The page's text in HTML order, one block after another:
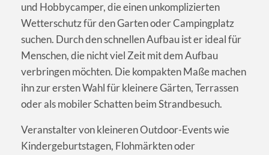
und Hobbycamper, die einen unkomplizierten
Wetterschutz für den Garten oder Campingplatz
suchen. Durch den schnellen Aufbau ist er ideal für
Menschen, die nicht viel Zeit mit dem Aufbau
verbringen möchten. Die kompakten Maße machen
ihn zur ersten Wahl für kleinere Gärten, Terrassen
oder als mobiler Schatten beim Strandbesuch.
Veranstalter von kleineren Outdoor-Events wie
Kindergeburtstagen, Flohmärkten oder